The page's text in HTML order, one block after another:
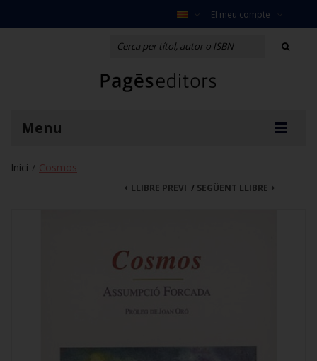
El meu compte
Menu
Inici / Cosmos
SEGÜENT LLIBRE
LLIBRE PREVI /